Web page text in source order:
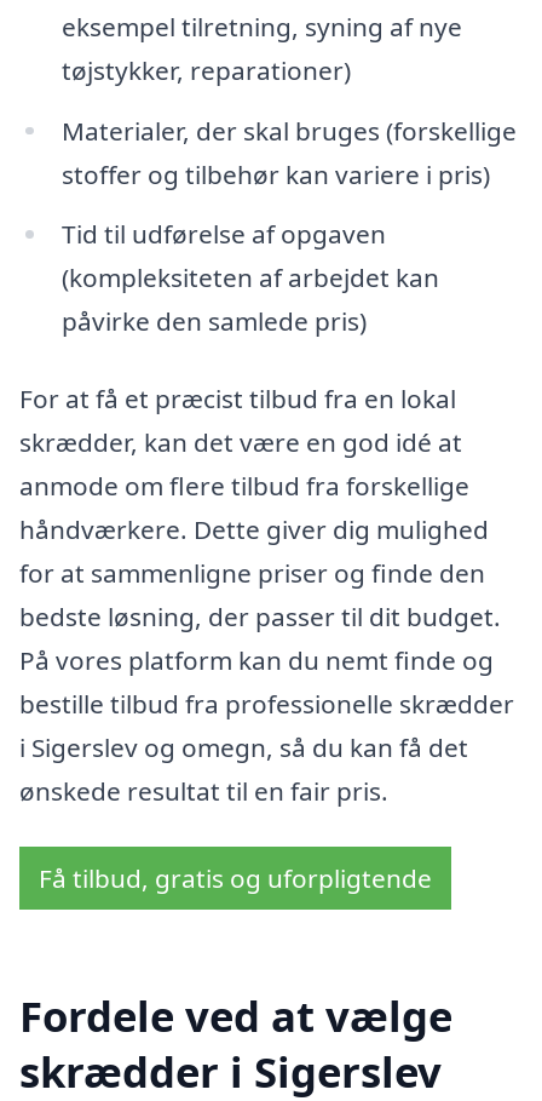
eksempel tilretning, syning af nye
tøjstykker, reparationer)
Materialer, der skal bruges (forskellige
stoffer og tilbehør kan variere i pris)
Tid til udførelse af opgaven
(kompleksiteten af arbejdet kan
påvirke den samlede pris)
For at få et præcist tilbud fra en lokal
skrædder, kan det være en god idé at
anmode om flere tilbud fra forskellige
håndværkere. Dette giver dig mulighed
for at sammenligne priser og finde den
bedste løsning, der passer til dit budget.
På vores platform kan du nemt finde og
bestille tilbud fra professionelle skrædder
i Sigerslev og omegn, så du kan få det
ønskede resultat til en fair pris.
Få tilbud, gratis og uforpligtende
Fordele ved at vælge
skrædder i Sigerslev